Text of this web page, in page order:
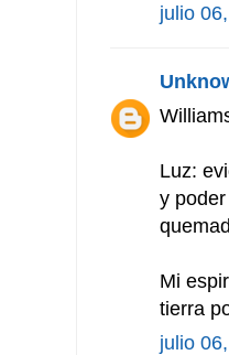
julio
Luz:
y
Mi
tierra
julio